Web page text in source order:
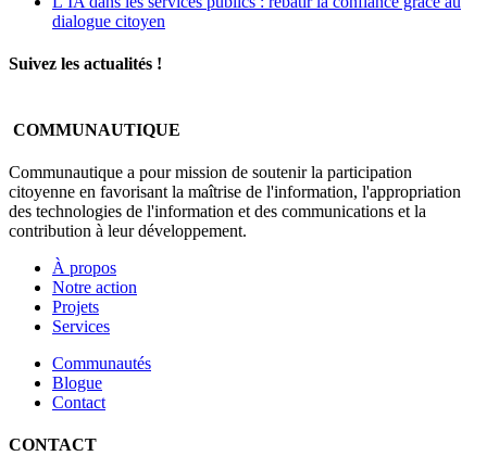
dialogue citoyen
Suivez les actualités !
COMMUNAUTIQUE
Communautique a pour mission de soutenir la participation
citoyenne en favorisant la maîtrise de l'information, l'appropriation
des technologies de l'information et des communications et la
contribution à leur développement.
À propos
Notre action
Projets
Services
Communautés
Blogue
Contact
CONTACT